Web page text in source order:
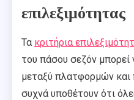
επιλεξιμότητας
Τα κριτήρια
του πάσου σεζόν μπορεί
μεταξύ πλατφορμών
συχνά υποθέτουν ότι